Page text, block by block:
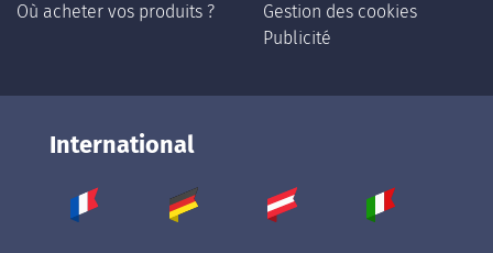
Où acheter vos produits ?
Gestion des cookies
Publicité
International